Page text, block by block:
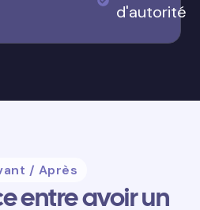
d'autorité
/ Après
entre avoir un